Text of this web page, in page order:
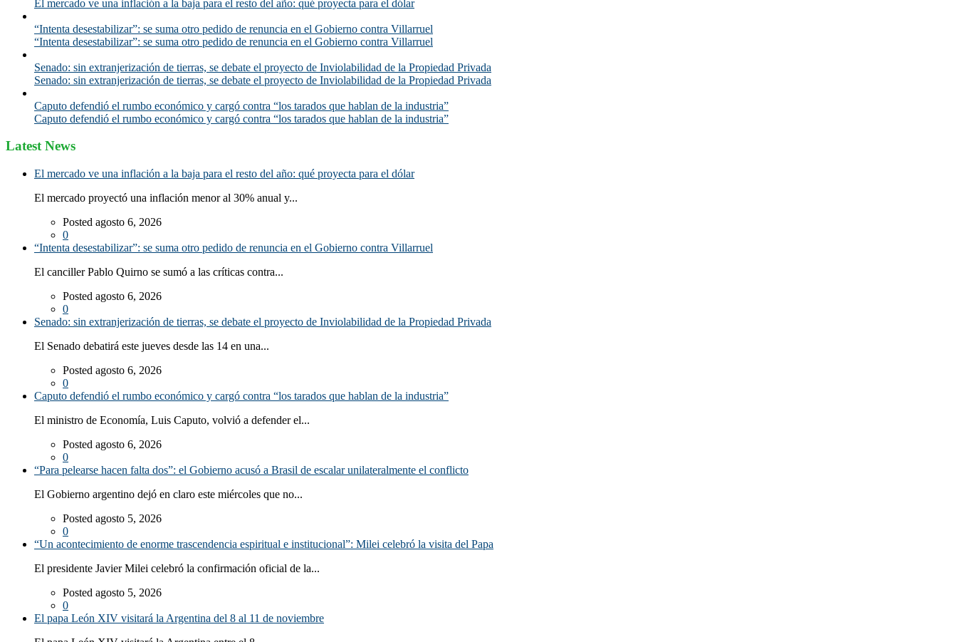
El mercado ve una inflación a la baja para el resto del año: qué proyecta para el dólar
“Intenta desestabilizar”: se suma otro pedido de renuncia en el Gobierno contra Villarruel
“Intenta desestabilizar”: se suma otro pedido de renuncia en el Gobierno contra Villarruel
Senado: sin extranjerización de tierras, se debate el proyecto de Inviolabilidad de la Propiedad Privada
Senado: sin extranjerización de tierras, se debate el proyecto de Inviolabilidad de la Propiedad Privada
Caputo defendió el rumbo económico y cargó contra “los tarados que hablan de la industria”
Caputo defendió el rumbo económico y cargó contra “los tarados que hablan de la industria”
Latest News
El mercado ve una inflación a la baja para el resto del año: qué proyecta para el dólar
El mercado proyectó una inflación menor al 30% anual y...
Posted agosto 6, 2026
0
“Intenta desestabilizar”: se suma otro pedido de renuncia en el Gobierno contra Villarruel
El canciller Pablo Quirno se sumó a las críticas contra...
Posted agosto 6, 2026
0
Senado: sin extranjerización de tierras, se debate el proyecto de Inviolabilidad de la Propiedad Privada
El Senado debatirá este jueves desde las 14 en una...
Posted agosto 6, 2026
0
Caputo defendió el rumbo económico y cargó contra “los tarados que hablan de la industria”
El ministro de Economía, Luis Caputo, volvió a defender el...
Posted agosto 6, 2026
0
“Para pelearse hacen falta dos”: el Gobierno acusó a Brasil de escalar unilateralmente el conflicto
El Gobierno argentino dejó en claro este miércoles que no...
Posted agosto 5, 2026
0
“Un acontecimiento de enorme trascendencia espiritual e institucional”: Milei celebró la visita del Papa
El presidente Javier Milei celebró la confirmación oficial de la...
Posted agosto 5, 2026
0
El papa León XIV visitará la Argentina del 8 al 11 de noviembre